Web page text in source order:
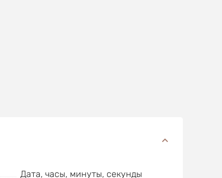
Дата, часы, минуты, секунды